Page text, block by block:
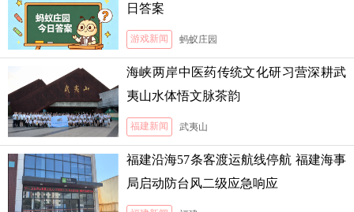
日答案
游戏新闻 蚂蚁庄园
海峡两岸中医药传统文化研习营深耕武
夷山水体悟文脉茶韵
福建新闻 武夷山
福建沿海57条客渡运航线停航 福建海事
局启动防台风二级应急响应